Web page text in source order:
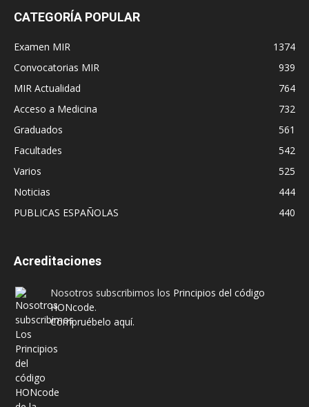
CATEGORÍA POPULAR
Examen MIR
1374
Convocatorias MIR
939
MIR Actualidad
764
Acceso a Medicina
732
Graduados
561
Facultades
542
Varios
525
Noticias
444
PUBLICAS ESPAÑOLAS
440
Acreditaciones
Nosotros subscribimos los Principios del código
HONcode.
Compruébelo aquí.